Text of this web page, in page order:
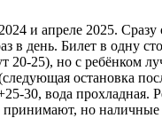
и апреле 2025.
в день. Билет в одну
25), но с ребёнком
остановка
30, вода
но наличные